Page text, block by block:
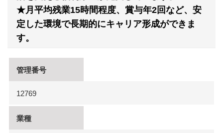
★月平均残業15時間程度、賞与年2回など、安
定した環境で長期的にキャリア形成ができま
す。
管理番号
12769
業種